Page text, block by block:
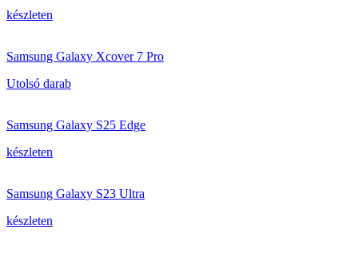
készleten
Samsung Galaxy Xcover 7 Pro
Utolsó darab
Samsung Galaxy S25 Edge
készleten
Samsung Galaxy S23 Ultra
készleten